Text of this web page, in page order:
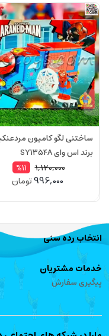
ساختنی لگو کامیون
برند اس وای SY1354A
1,120,000
%11
996,000تومان
انتخاب رده سنی
خدمات مشتریان
پیگیری سفارش